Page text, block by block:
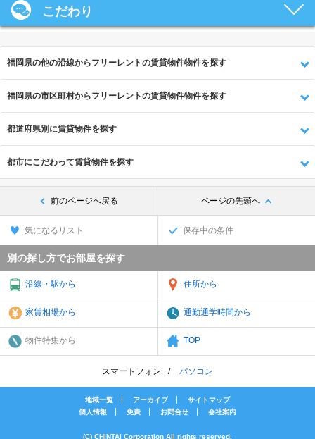
こだわり
福岡県の他の沿線からフリーレントの賃貸物件物件を探す
福岡県の市区町村からフリーレントの賃貸物件物件を探す
都道府県別に賃貸物件を探す
都市にこだわって賃貸物件を探す
前のページへ戻る ページの先頭へ
気になるリスト 保存中の条件
別の探し方でお部屋を探す
沿線・駅から 住所から
家賃相場から 通勤通学時間から
物件特集から TOP
スマートフォン パソコン
地域一覧 アーカイブ
サイトマップ
個人情報
免責 お問合せ 会社案内
(C) CHINTAI Corporation All rights reserved.